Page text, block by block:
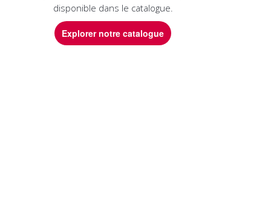
disponible dans le catalogue.
Explorer notre catalogue